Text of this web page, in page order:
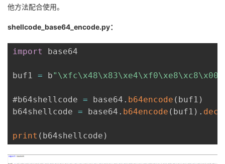
他方法配合使用。
shellcode_base64_encode.py：
import
base64
buf1 = b
#b64shellcode = base64 . b64encode ( buf1 )
b64shellcode = base64 . b64encode ( buf1 ) .
print ( b64shellcode )